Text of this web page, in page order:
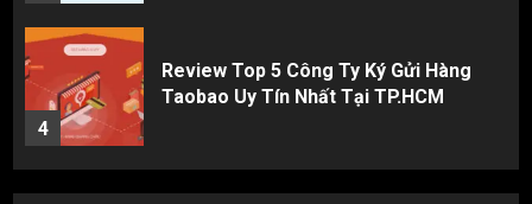
4
Review Top 5 Công Ty Ký Gửi Hàng
Taobao Uy Tín Nhất Tại TP.HCM